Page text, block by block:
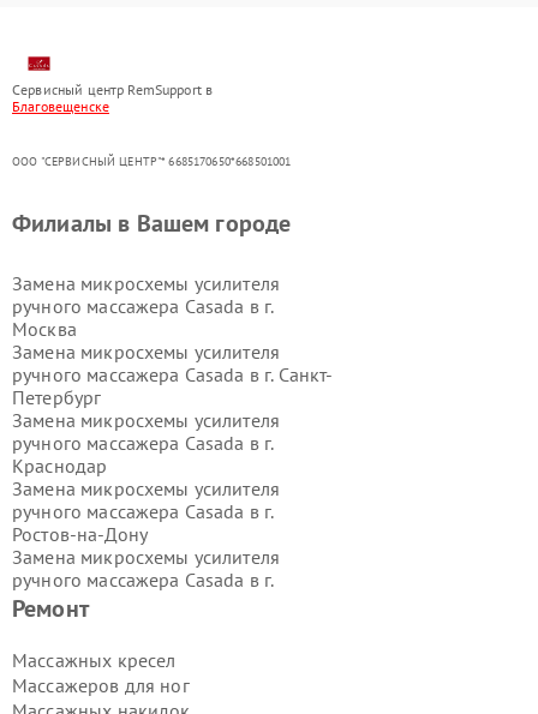
Сервисный центр RemSupport в
Благовещенске
ООО "СЕРВИСНЫЙ ЦЕНТР"* 6685170650*668501001
Ремонт
Массажных кресел
Массажеров для ног
Филиалы в Вашем городе
Замена микросхемы усилителя
ручного массажера Casada в г.
Москва
Замена микросхемы усилителя
ручного массажера Casada в г. Санкт-
Петербург
Замена микросхемы усилителя
ручного массажера Casada в г.
Краснодар
Замена микросхемы усилителя
ручного массажера Casada в г.
Ростов-на-Дону
Замена микросхемы усилителя
ручного массажера Casada в г.
Нижний Новгород
Замена микросхемы усилителя
Новосибирск
Замена микросхемы усилителя